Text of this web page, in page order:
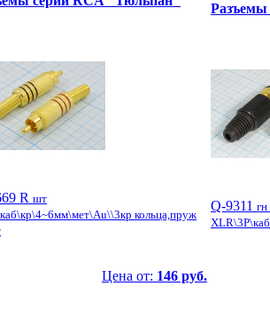
R шт
кольца,пруж
Цена от: 146 руб.
Q-9311